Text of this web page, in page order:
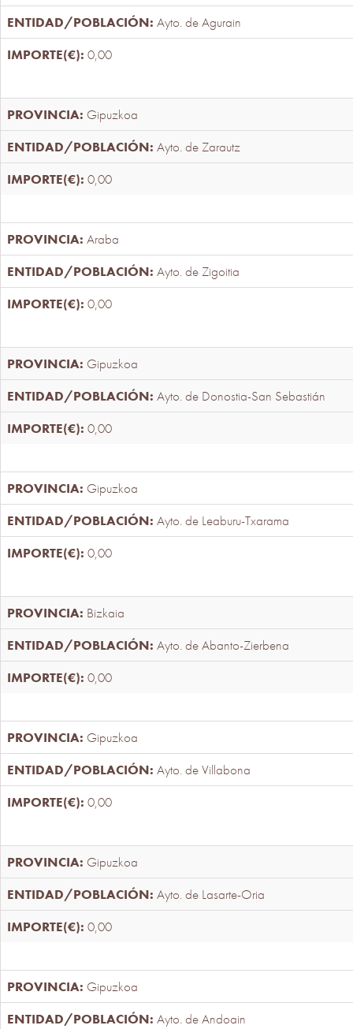
Ayto. de Agurain
0,00
Gipuzkoa
Ayto. de Zarautz
0,00
Araba
Ayto. de Zigoitia
0,00
Gipuzkoa
Ayto. de Donostia-San Sebastián
0,00
Gipuzkoa
Ayto. de Leaburu-Txarama
0,00
Bizkaia
Ayto. de Abanto-Zierbena
0,00
Gipuzkoa
Ayto. de Villabona
0,00
Gipuzkoa
Ayto. de Lasarte-Oria
0,00
Gipuzkoa
Ayto. de Andoain